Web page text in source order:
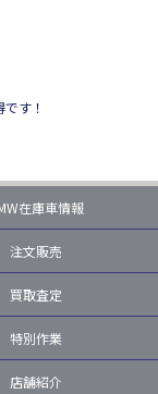
す！
在庫車情報
注文販売
買取査定
特別作業
店舗紹介